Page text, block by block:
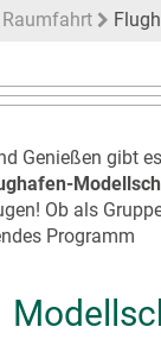
Genießen gibt
Ob als
Programm